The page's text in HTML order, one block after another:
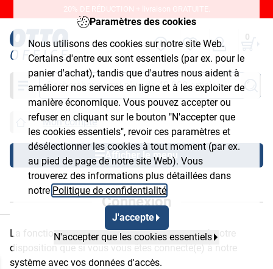
Paramètres des cookies
Nous utilisons des cookies sur notre site Web.
Certains d'entre eux sont essentiels (par ex. pour le
panier d'achat), tandis que d'autres nous aident à
améliorer nos services en ligne et à les exploiter de
manière économique. Vous pouvez accepter ou
refuser en cliquant sur le bouton "N'accepter que
les cookies essentiels", revoir ces paramètres et
désélectionner les cookies à tout moment (par ex.
au pied de page de notre site Web). Vous
trouverez des informations plus détaillées dans
notre Politique de confidentialité
J'accepte
N'accepter que les cookies essentiels
20% DE RÉDUCTION + livraison GRATUITE.
0
Chercher
Mon compte
Afficher le menu
Connexion
La fonction que vous avez demandée ne sera à votre
disposition que si vous vous êtes connecté(e) à notre
système avec vos données d'accès.